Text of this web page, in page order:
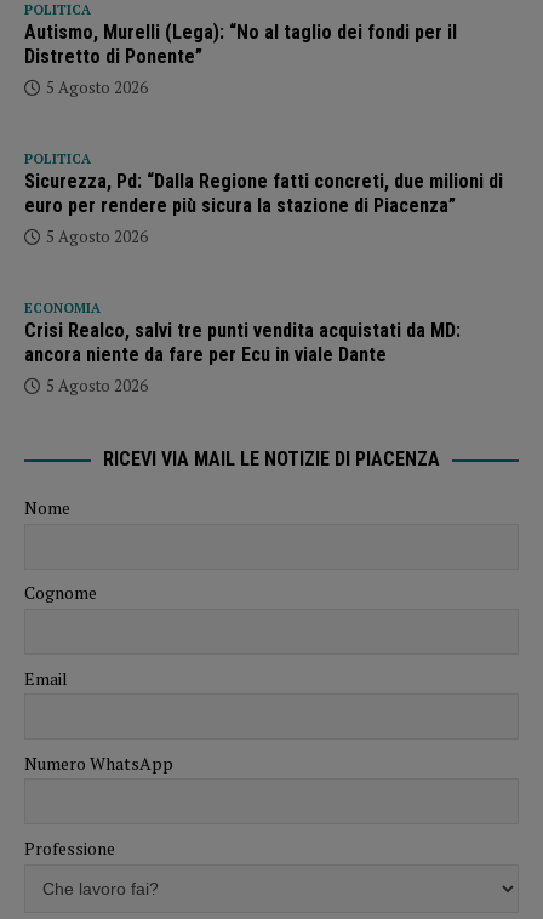
POLITICA
Autismo, Murelli (Lega): “No al taglio dei fondi per il
Distretto di Ponente”
5 Agosto 2026
POLITICA
Sicurezza, Pd: “Dalla Regione fatti concreti, due milioni di
euro per rendere più sicura la stazione di Piacenza”
5 Agosto 2026
ECONOMIA
Crisi Realco, salvi tre punti vendita acquistati da MD:
ancora niente da fare per Ecu in viale Dante
5 Agosto 2026
RICEVI VIA MAIL LE NOTIZIE DI PIACENZA
Nome
Cognome
Email
Numero WhatsApp
Professione